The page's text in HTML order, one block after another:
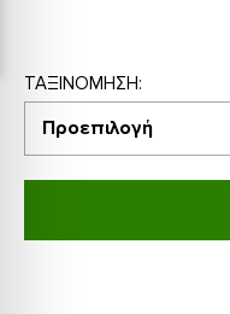
ΤΑΞΙΝΌΜΗΣΗ: